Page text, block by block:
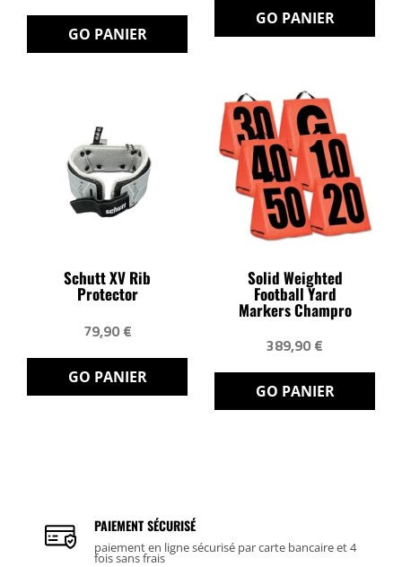
GO PANIER
GO PANIER
Schutt XV Rib
Protector
79,90 €
GO PANIER
Solid Weighted
Football Yard
Markers Champro
389,90 €
GO PANIER
PAIEMENT SÉCURISÉ
paiement en ligne sécurisé par carte bancaire et 4
fois sans frais